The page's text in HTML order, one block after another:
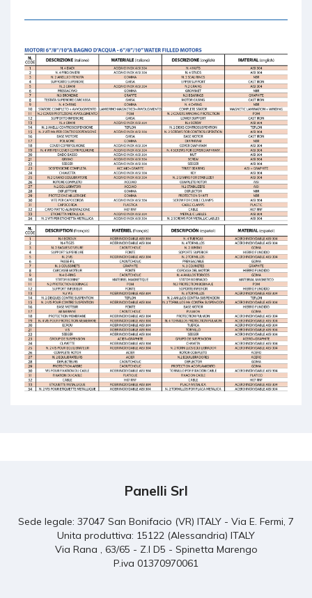
Panelli Srl
Sede legale: 37047 San Bonifacio (VR) ITALY - Via E. Fermi, 7
Unita produttiva: 15122 (Alessandria) ITALY
Via Rana , 63/65 - Z.I D5 - Spinetta Marengo
P.iva 01370970061